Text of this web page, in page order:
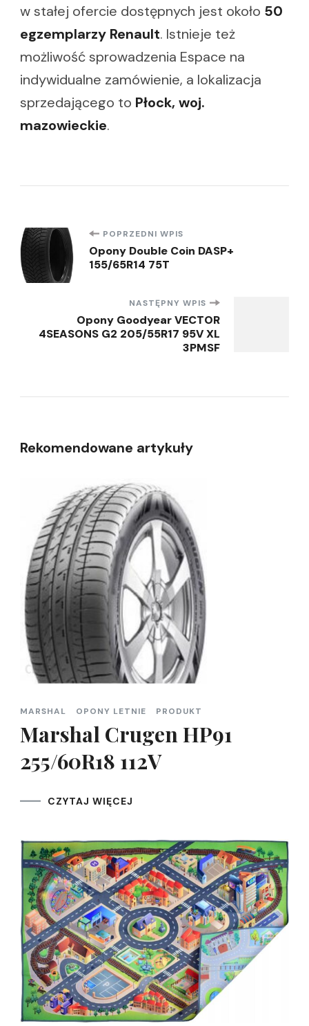
w stałej ofercie dostępnych jest około 50
egzemplarzy Renault. Istnieje też
możliwość sprowadzenia Espace na
indywidualne zamówienie, a lokalizacja
sprzedającego to Płock, woj.
mazowieckie.
Nawigacja
wpisu
POPRZEDNI WPIS
Opony Double Coin DASP+
155/65R14 75T
NASTĘPNY WPIS
Opony Goodyear VECTOR
4SEASONS G2 205/55R17 95V XL
3PMSF
Rekomendowane artykuły
MARSHAL OPONY LETNIE PRODUKT
Marshal Crugen HP91
255/60R18 112V
CZYTAJ WIĘCEJ